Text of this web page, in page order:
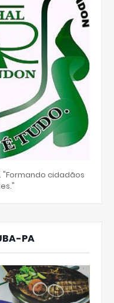
"Formando cidadãos
PA